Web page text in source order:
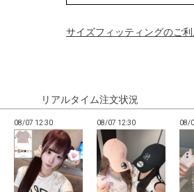
サイズフィッティングのご
リアルタイム注文状況
08/07 12:30 08/07 12:30 08/